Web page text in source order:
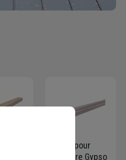
Lisse pour
fourrure Gypso